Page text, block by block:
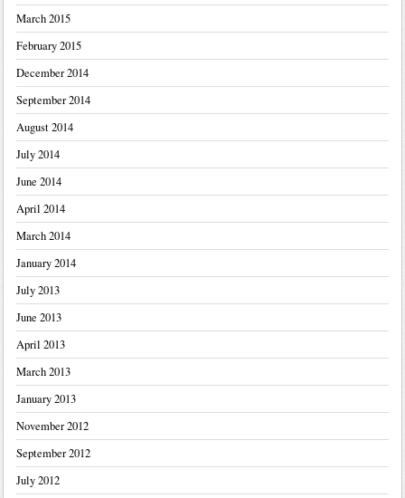
March 2015
February 2015
December 2014
September 2014
August 2014
July 2014
June 2014
April 2014
March 2014
January 2014
July 2013
June 2013
April 2013
March 2013
January 2013
November 2012
September 2012
July 2012